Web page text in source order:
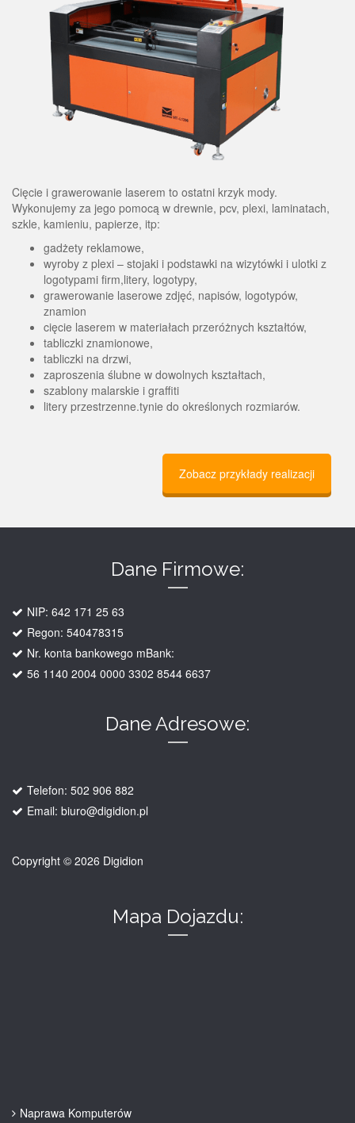
Cięcie i grawerowanie laserem to ostatni krzyk mody.
Wykonujemy za jego pomocą w drewnie, pcv, plexi, laminatach,
szkle, kamieniu, papierze, itp:
gadżety reklamowe,
wyroby z plexi – stojaki i podstawki na wizytówki i ulotki z
logotypami firm,litery, logotypy,
grawerowanie laserowe zdjęć, napisów, logotypów,
znamion
cięcie laserem w materiałach przeróżnych kształtów,
tabliczki znamionowe,
tabliczki na drzwi,
zaproszenia ślubne w dowolnych kształtach,
szablony malarskie i graffiti
litery przestrzenne.tynie do określonych rozmiarów.
Zobacz przykłady realizacji
Dane Firmowe:
NIP: 642 171 25 63
Regon: 540478315
Nr. konta bankowego mBank:
56 1140 2004 0000 3302 8544 6637
Dane Adresowe:
Telefon: 502 906 882
Email: biuro@digidion.pl
Copyright © 2026 Digidion
Mapa Dojazdu:
Naprawa Komputerów